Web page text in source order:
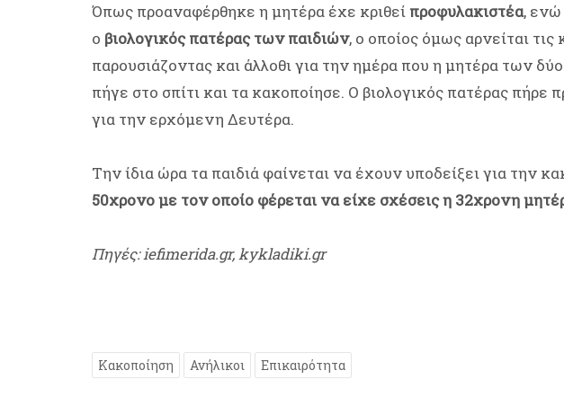
Όπως προαναφέρθηκε η μητέρα έχε κριθεί προφυλακιστέα, ενώ
ο βιολογικός πατέρας των παιδιών, ο οποίος όμως αρνείται τις
παρουσιάζοντας και άλλοθι για την ημέρα που η μητέρα των
πήγε στο σπίτι και τα κακοποίησε. Ο βιολογικός πατέρας πήρε
για την ερχόμενη Δευτέρα.
Την ίδια ώρα τα παιδιά φαίνεται να έχουν υποδείξει για την
50χρονο με τον οποίο φέρεται να είχε σχέσεις η 32χρονη
Πηγές: iefimerida.gr, kykladiki.gr
Κακοποίηση Ανήλικοι Επικαιρότητα